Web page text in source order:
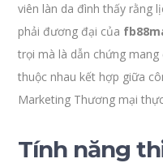
viên làn da đình thấy rằng
phải đương đại của
trọi mà là dẫn chứng
thuộc nhau kết hợp giữa
Marketing Thương mại
Tính năng